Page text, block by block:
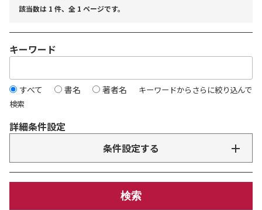
該当数は 1 件、全 1 ページです。
キーワード
すべて 書名 著者名
キーワードからさらに絞り込んで
検索
詳細条件設定
条件設定する